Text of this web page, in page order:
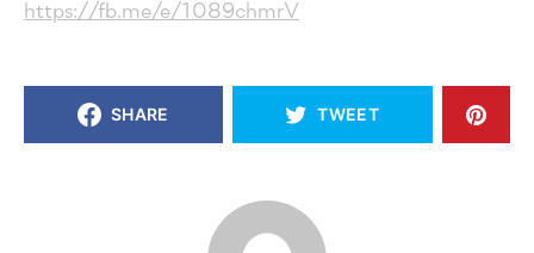
https://fb.me/e/1089chmrV
SHARE TWEET